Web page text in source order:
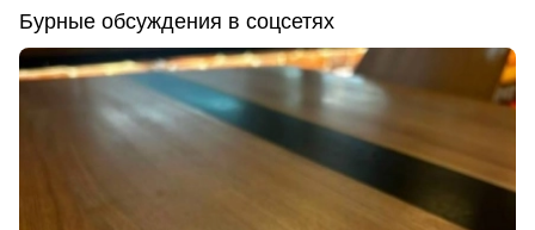
Бурные обсуждения в соцсетях